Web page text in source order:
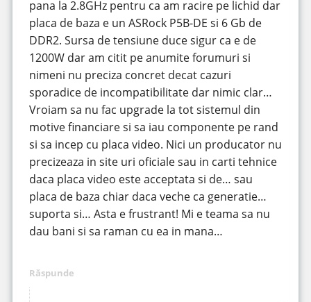
pana la 2.8GHz pentru ca am racire pe lichid dar
placa de baza e un ASRock P5B-DE si 6 Gb de
DDR2. Sursa de tensiune duce sigur ca e de
1200W dar am citit pe anumite forumuri si
nimeni nu preciza concret decat cazuri
sporadice de incompatibilitate dar nimic clar…
Vroiam sa nu fac upgrade la tot sistemul din
motive financiare si sa iau componente pe rand
si sa incep cu placa video. Nici un producator nu
precizeaza in site uri oficiale sau in carti tehnice
daca placa video este acceptata si de… sau
placa de baza chiar daca veche ca generatie…
suporta si… Asta e frustrant! Mi e teama sa nu
dau bani si sa raman cu ea in mana…
Răspunde